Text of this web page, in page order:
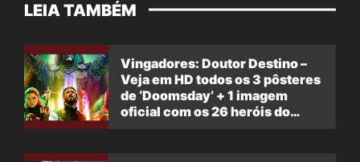
LEIA TAMBÉM
Vingadores: Doutor Destino –
Veja em HD todos os 3 pôsteres
de ‘Doomsday’ + 1 imagem
oficial com os 26 heróis do